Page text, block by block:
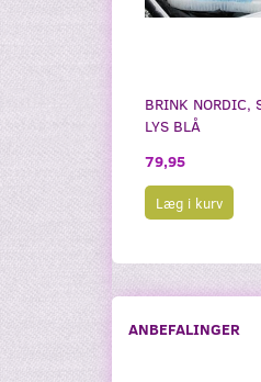
BRINK NORDIC,
LYS BLÅ
79,95
Læg i kurv
ANBEFALINGER